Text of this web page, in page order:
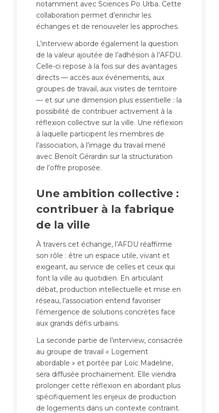
notamment avec Sciences Po Urba. Cette
collaboration permet d’enrichir les
échanges et de renouveler les approches.
L’interview aborde également la question
de la valeur ajoutée de l’adhésion à l’AFDU.
Celle-ci repose à la fois sur des avantages
directs — accès aux événements, aux
groupes de travail, aux visites de territoire
— et sur une dimension plus essentielle : la
possibilité de contribuer activement à la
réflexion collective sur la ville. Une réflexion
à laquelle participent les membres de
l’association, à l’image du travail mené
avec Benoît Gérardin sur la structuration
de l’offre proposée.
Une ambition collective :
contribuer à la fabrique
de la ville
À travers cet échange, l’AFDU réaffirme
son rôle : être un espace utile, vivant et
exigeant, au service de celles et ceux qui
font la ville au quotidien. En articulant
débat, production intellectuelle et mise en
réseau, l’association entend favoriser
l’émergence de solutions concrètes face
aux grands défis urbains.
La seconde partie de l’interview, consacrée
au groupe de travail « Logement
abordable » et portée par Loïc Madeline,
sera diffusée prochainement. Elle viendra
prolonger cette réflexion en abordant plus
spécifiquement les enjeux de production
de logements dans un contexte contraint.